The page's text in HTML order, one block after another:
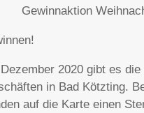
Gewinnaktion
2020 gibt es
in Bad Kötzting.
auf die Karte einen